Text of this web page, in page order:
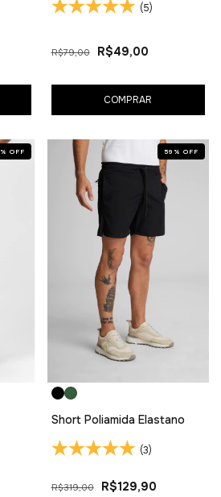
(5)
R$79,00 R$49,00
COMPRAR
% OFF 59 % OFF
Short Poliamida Elastano
(3)
R$319,00 R$129,90